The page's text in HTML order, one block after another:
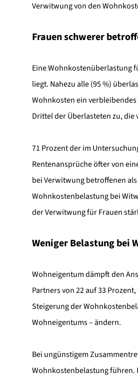
Verwitwung von den
Frauen schwerer
Eine Wohnkostenüberlastung
liegt. Nahezu alle (95 %)
Wohnkosten ein
Drittel der Überlasteten zu,
71 Prozent der im
Rentenansprüche öfter von
bei Verwitwung betroffenen
Wohnkostenbelastung bei
der Verwitwung für Frauen
Weniger Belastung bei
Wohneigentum dämpft den
Partners von 22 auf 33
Steigerung der
Wohneigentums – ändern.
Bei ungünstigem
Wohnkostenbelastung führen.